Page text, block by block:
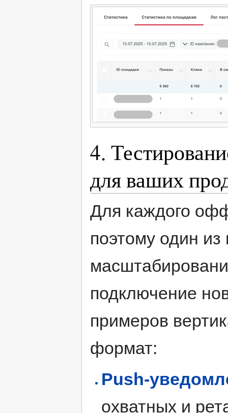
4.
для ваших
Для каждого
поэтому один
подключение
примеров
формат:
Push-
охватных и